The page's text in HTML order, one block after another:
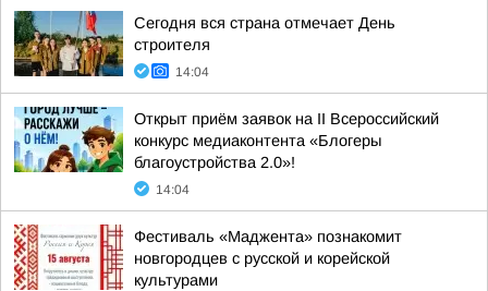
Сегодня вся страна отмечает День
строителя
14:04
Открыт приём заявок на II Всероссийский
конкурс медиаконтента «Блогеры
благоустройства 2.0»!
14:04
Фестиваль «Маджента» познакомит
новгородцев с русской и корейской
культурами